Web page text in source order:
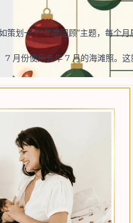
策划一个“年度回顾”主题，每个
7 月份使用去年 7 月的海滩照。
流逝的家庭年鉴。